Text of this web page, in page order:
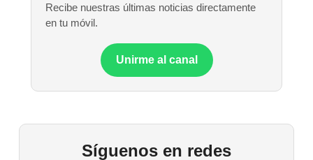
Recibe nuestras últimas noticias directamente
en tu móvil.
Unirme al canal
Síguenos en redes